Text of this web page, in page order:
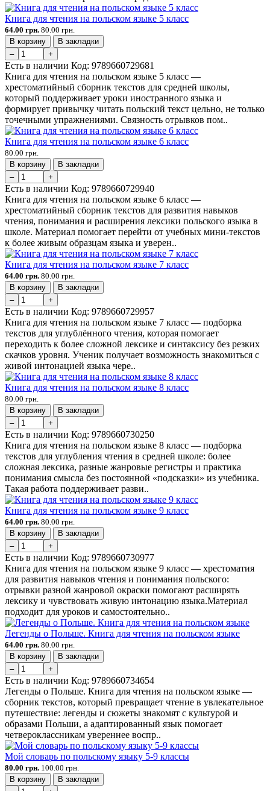
Книга для чтения на польском языке 5 класс
64.00 грн. 80.00 грн.
В корзину
В закладки
–
+
Есть в наличии Код: 9789660729681
Книга для чтения на польском языке 5 класс —
хрестоматийный сборник текстов для средней школы,
который поддерживает уроки иностранного языка и
формирует привычку читать польский текст цельно, не только
точечными упражнениями. Связность отрывков пом..
Книга для чтения на польском языке 6 класс
80.00 грн.
В корзину
В закладки
–
+
Есть в наличии Код: 9789660729940
Книга для чтения на польском языке 6 класс —
хрестоматийный сборник текстов для развития навыков
чтения, понимания и расширения лексики польского языка в
школе. Материал помогает перейти от учебных мини-текстов
к более живым образцам языка и уверен..
Книга для чтения на польском языке 7 класс
64.00 грн. 80.00 грн.
В корзину
В закладки
–
+
Есть в наличии Код: 9789660729957
Книга для чтения на польском языке 7 класс — подборка
текстов для углублённого чтения, которая помогает
переходить к более сложной лексике и синтаксису без резких
скачков уровня. Ученик получает возможность знакомиться с
живой интонацией языка чере..
Книга для чтения на польском языке 8 класс
80.00 грн.
В корзину
В закладки
–
+
Есть в наличии Код: 9789660730250
Книга для чтения на польском языке 8 класс — подборка
текстов для углубления чтения в средней школе: более
сложная лексика, разные жанровые регистры и практика
понимания смысла без постоянной «подсказки» из учебника.
Такая работа поддерживает разви..
Книга для чтения на польском языке 9 класс
64.00 грн. 80.00 грн.
В корзину
В закладки
–
+
Есть в наличии Код: 9789660730977
Книга для чтения на польском языке 9 класс — хрестоматия
для развития навыков чтения и понимания польского:
отрывки разной жанровой окраски помогают расширять
лексику и чувствовать живую интонацию языка.Материал
подходит для уроков и самостоятельно..
Легенды о Польше. Книга для чтения на польском языке
64.00 грн. 80.00 грн.
В корзину
В закладки
–
+
Есть в наличии Код: 9789660734654
Легенды о Польше. Книга для чтения на польском языке —
сборник текстов, который превращает чтение в увлекательное
путешествие: легенды и сюжеты знакомят с культурой и
образами Польши, а адаптированный язык помогает
четвероклассникам увереннее воспр..
Мой словарь по польскому языку 5-9 классы
80.00 грн. 100.00 грн.
В корзину
В закладки